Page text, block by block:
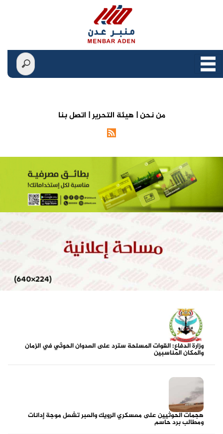
من نحن | هيئة التحرير | اتصل بنا
وزارة الدفاع: القوات المسلحة سترد على العدوان الحوثي في الزمان
والمكان المناسبين
هجمات الحوثيين على معسكري الرويك والعبر تشعل موجة إدانات
ومطالب برد حاسم